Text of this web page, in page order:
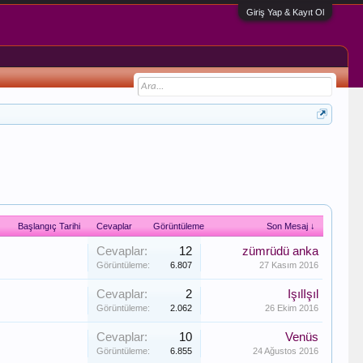
Giriş Yap & Kayıt Ol
Başlangıç Tarihi Cevaplar Görüntüleme Son Mesaj ↓
Cevaplar: 12
Görüntüleme: 6.807
zümrüdü anka
27 Kasım 2016
Cevaplar: 2
Görüntüleme: 2.062
IşılIşıl
26 Ekim 2016
Cevaplar: 10
Görüntüleme: 6.855
Venüs
24 Ağustos 2016